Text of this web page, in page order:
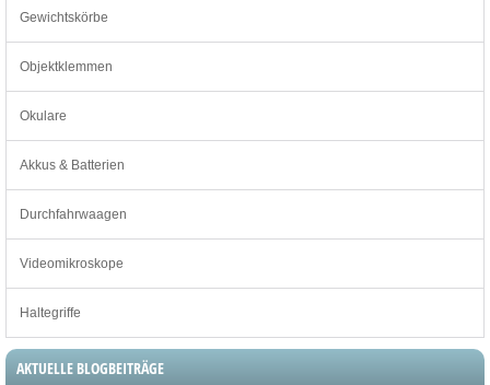
Gewichtskörbe
Objektklemmen
Okulare
Akkus & Batterien
Durchfahrwaagen
Videomikroskope
Haltegriffe
AKTUELLE BLOGBEITRÄGE